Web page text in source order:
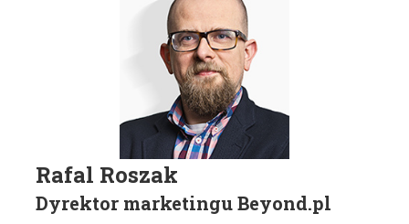
Rafal Roszak
Dyrektor marketingu Beyond.pl